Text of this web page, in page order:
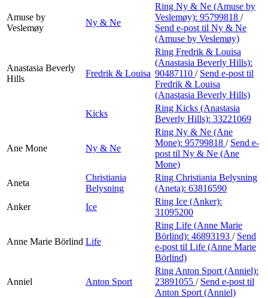
Amuse by
Veslemøy
Ny & Ne
Ring Ny & Ne (Amuse by
Veslemøy): 95799818 /
Send e-post til Ny & Ne
(Amuse by Veslemøy)
Anastasia Beverly
Hills
Fredrik & Louisa
Ring Fredrik & Louisa
(Anastasia Beverly Hills):
90487110 / Send e-post til
Fredrik & Louisa
(Anastasia Beverly Hills)
Kicks
Ring Kicks (Anastasia
Beverly Hills): 33221069
Ane Mone Ny & Ne
Ring Ny & Ne (Ane
Mone): 95799818 / Send e-
post til Ny & Ne (Ane
Mone)
Aneta
Christiania
Belysning
Ring Christiania Belysning
(Aneta): 63816590
Anker
Ice
Ring Ice (Anker):
31095200
Anne Marie Börlind Life
Ring Life (Anne Marie
Börlind): 46893193 / Send
e-post til Life (Anne Marie
Börlind)
Anniel Anton Sport
Ring Anton Sport (Anniel):
23891055 / Send e-post til
Anton Sport (Anniel)